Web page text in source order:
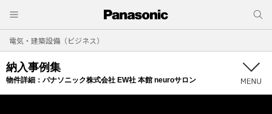
電気・建築設備（ビジネス）
納入事例集
物件詳細： パナソニック株式会社 EW社 本館 neuroサロン